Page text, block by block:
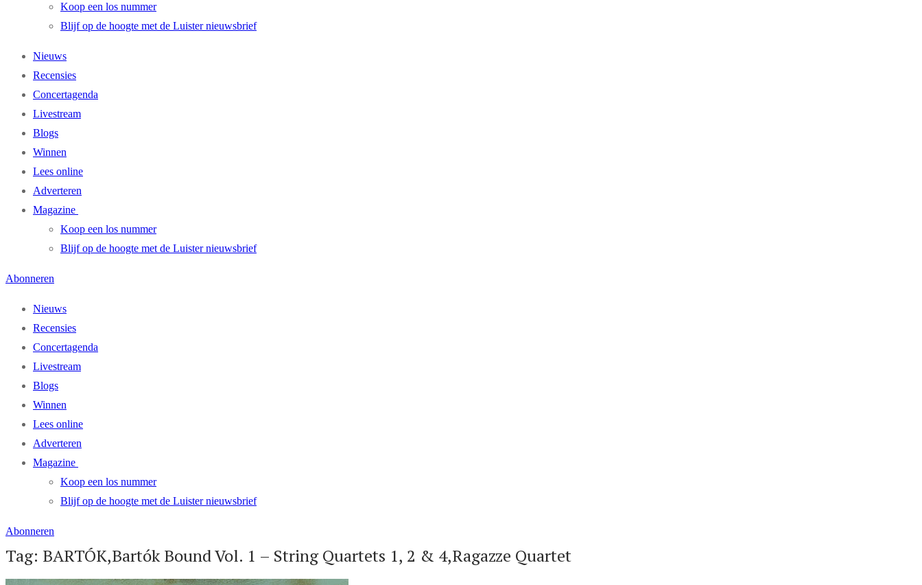
Koop een los nummer
Blijf op de hoogte met de Luister nieuwsbrief
Nieuws
Recensies
Concertagenda
Livestream
Blogs
Winnen
Lees online
Adverteren
Magazine
Koop een los nummer
Blijf op de hoogte met de Luister nieuwsbrief
Abonneren
Nieuws
Recensies
Concertagenda
Livestream
Blogs
Winnen
Lees online
Adverteren
Magazine
Koop een los nummer
Blijf op de hoogte met de Luister nieuwsbrief
Abonneren
Tag: BARTÓK,Bartók Bound Vol. 1 – String Quartets 1, 2 & 4,Ragazze Quartet